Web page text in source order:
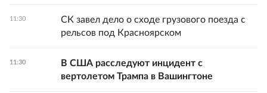
11:30
СК завел дело о сходе грузового поезда с
рельсов под Красноярском
11:30
В США расследуют инцидент с
вертолетом Трампа в Вашингтоне